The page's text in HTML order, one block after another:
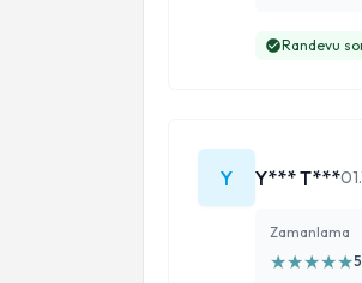
Randevu
Y Y*** T***
Zamanlama
★★★★★